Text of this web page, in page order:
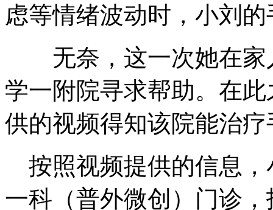
虑等情绪波动时，小刘
无奈，这一次她在家
学一附院寻求帮助。在
供的视频得知该院能治
按照视频提供的信息，
一科（普外微创）门诊